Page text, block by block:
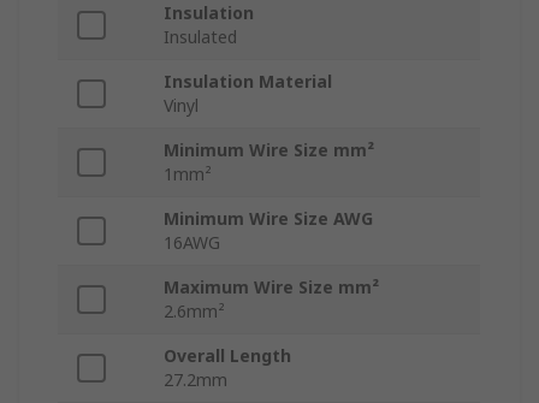
Insulation
Insulated
Insulation Material
Vinyl
Minimum Wire Size mm²
1mm²
Minimum Wire Size AWG
16AWG
Maximum Wire Size mm²
2.6mm²
Overall Length
27.2mm